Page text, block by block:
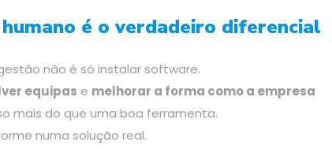
humano é o verdadeiro diferencial
não é só instalar software.
equipas e melhorar a forma como a empresa
mais do que uma boa ferramenta.
numa solução real.